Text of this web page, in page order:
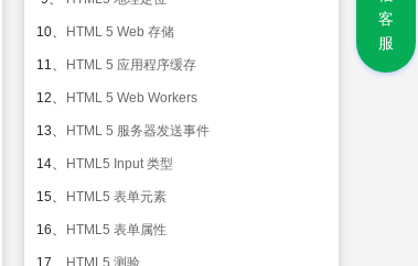
10、 HTML 5 Web 存储
11、 HTML 5 应用程序缓存
12、 HTML 5 Web Workers
13、 HTML 5 服务器发送事件
14、 HTML5 Input 类型
15、 HTML5 表单元素
16、 HTML5 表单属性
17、 HTML5 测验
客
服